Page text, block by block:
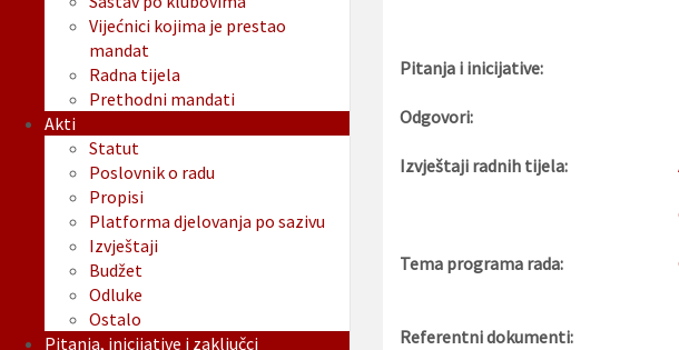
Pitanja i inicijative:
Odgovori:
Izvještaji radnih tijela:
Tema programa rada:
Referentni dokumenti:
Vijećnici kojima je prestao
mandat
Radna tijela
Prethodni mandati
Akti
Statut
Poslovnik o radu
Propisi
Platforma djelovanja po sazivu
Izvještaji
Budžet
Odluke
Ostalo
Pitanja, inicijative i zaključci